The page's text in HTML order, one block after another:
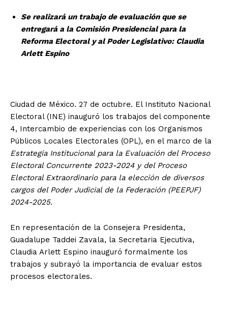
Se realizará un trabajo de evaluación que se
entregará a la Comisión Presidencial para la
Reforma Electoral y al Poder Legislativo: Claudia
Arlett Espino
Ciudad de México. 27 de octubre. El Instituto Nacional
Electoral (INE) inauguró los trabajos del componente
4, Intercambio de experiencias con los Organismos
Públicos Locales Electorales (OPL), en el marco de la
Estrategia Institucional para la Evaluación del Proceso
Electoral Concurrente 2023-2024 y del Proceso
Electoral Extraordinario para la elección de diversos
cargos del Poder Judicial de la Federación (PEEPJF)
2024-2025.
En representación de la Consejera Presidenta,
Guadalupe Taddei Zavala, la Secretaria Ejecutiva,
Claudia Arlett Espino inauguró formalmente los
trabajos y subrayó la importancia de evaluar estos
procesos electorales.